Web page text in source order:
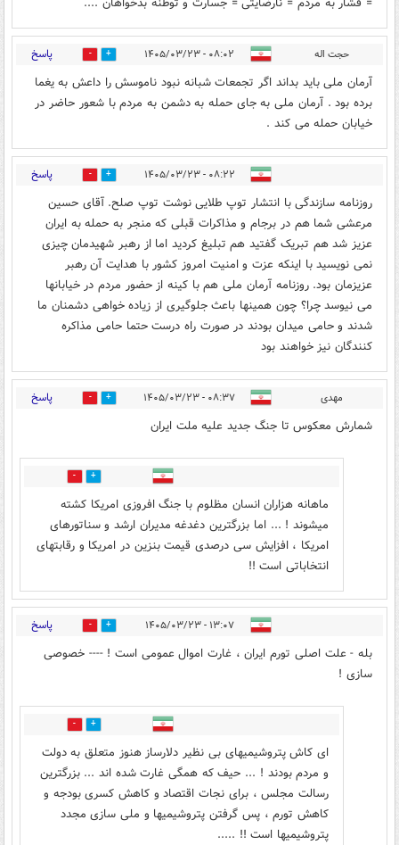
حجت اله ۰۸:۰۲ - ۱۴۰۵/۰۳/۲۳ 6 پاسخ
آرمان ملی باید بداند اگر تجمعات شبانه نبود ناموسش را داعش به یغما
برده بود . آرمان ملی به جای حمله به دشمن به مردم با شعور حاضر در
خیابان حمله می کند .
۰۸:۲۲ - ۱۴۰۵/۰۳/۲۳ 7 پاسخ
روزنامه سازندگی با انتشار توپ طلایی نوشت توپ صلح. آقای حسین
مرعشی شما هم در برجام و مذاکرات قبلی که منجر به حمله به ایران
عزیز شد هم تبریک گفتید هم تبلیغ کردید اما از رهبر شهیدمان چیزی
نمی نویسید با اینکه عزت و امنیت امروز کشور با هدایت آن رهبر
عزیزمان بود. روزنامه آرمان ملی هم با کینه از حضور مردم در خیابانها
می نیوسد چرا؟ چون همینها باعث جلوگیری از زیاده خواهی دشمنان ما
شدند و حامی میدان بودند در صورت راه درست حتما حامی مذاکره
کنندگان نیز خواهند بود
مهدی ۰۸:۳۷ - ۱۴۰۵/۰۳/۲۳ 5 پاسخ
شمارش معکوس تا جنگ جدید علیه ملت ایران
1
ماهانه هزاران انسان مظلوم با جنگ افروزی امریکا کشته
میشوند ! ... اما بزرگترین دغدغه مدیران ارشد و سناتورهای
امریکا ، افزایش سی درصدی قیمت بنزین در امریکا و رقابتهای
انتخاباتی است !!
۱۳:۰۷ - ۱۴۰۵/۰۳/۲۳ 3 پاسخ
بله - علت اصلی تورم ایران ، غارت اموال عمومی است ! ---- خصوصی
سازی !
4
ای کاش پتروشیمیهای بی نظیر دلارساز هنوز متعلق به دولت
و مردم بودند ! ... حیف که همگی غارت شده اند ... بزرگترین
رسالت مجلس ، برای نجات اقتصاد و کاهش کسری بودجه و
کاهش تورم ، پس گرفتن پتروشیمیها و ملی سازی مجدد
پتروشیمیها است !! .....